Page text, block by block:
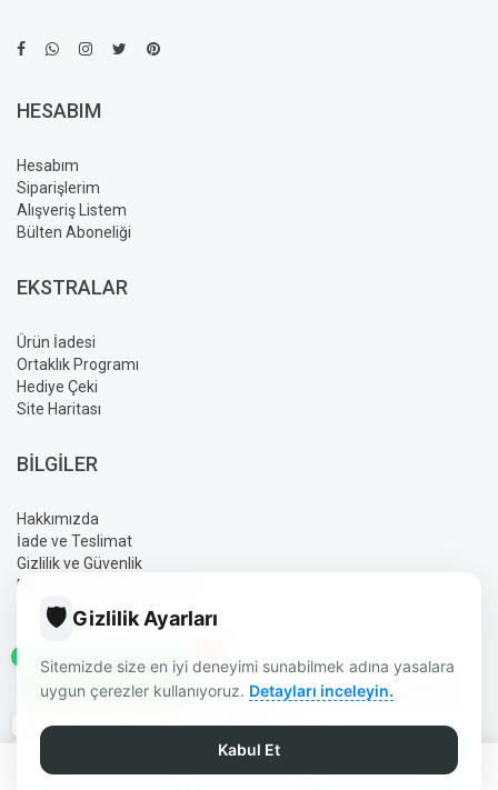
Saat 14:00'e Kadar Kargo
HESABIM
Hesabım
Siparişlerim
Alışveriş Listem
Bülten Aboneliği
EKSTRALAR
Ürün İadesi
Ortaklık Programı
Hediye Çeki
Site Haritası
BILGILER
Hakkımızda
İade ve Teslimat
Gizlilik ve Güvenlik
Mesafeli Satış Sözleşmesi
AYLIN ELEKTRONIK BURDUR | GÜVENLIK | UYDU | OTO SES
SISTEMLERI | ELEKTRONIK ÜRÜNLER © 2026 - TÜM HAKLARI
TASARIM DIZAYN:
🛡️ Gizlilik Ayarları
Sitemizde size en iyi deneyimi sunabilmek adına yasalara
uygun çerezler kullanıyoruz. Detayları inceleyin.
Kabul Et